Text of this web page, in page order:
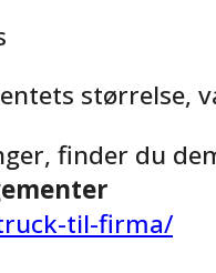
størrelse,
finder du
til-firma/